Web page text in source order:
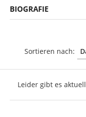
BIOGRAFIE
Sortieren nach:
Leider gibt es